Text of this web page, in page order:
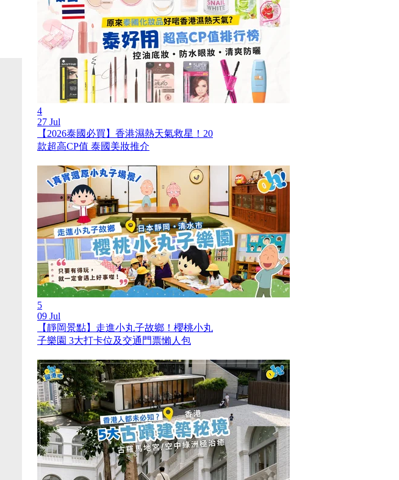
4
27 Jul
【2026泰國必買】香港濕熱天氣救星！20
款超高CP值 泰國美妝推介
5
09 Jul
【靜岡景點】走進小丸子故鄉！櫻桃小丸
子樂園 3大打卡位及交通門票懶人包